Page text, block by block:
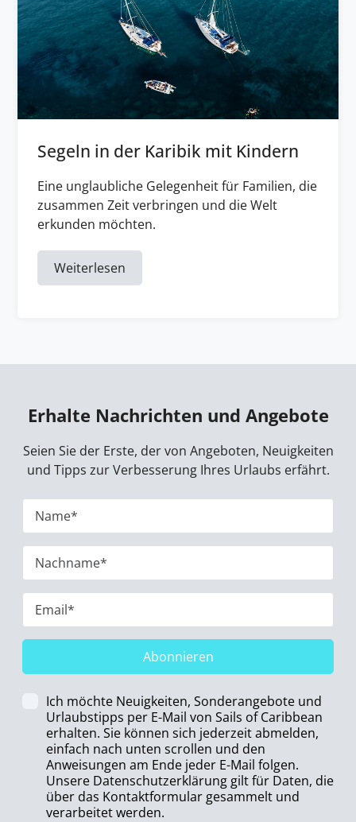
Segeln in der Karibik mit Kindern
Eine unglaubliche Gelegenheit für Familien, die
zusammen Zeit verbringen und die Welt
erkunden möchten.
Weiterlesen
Erhalte Nachrichten und Angebote
Seien Sie der Erste, der von Angeboten, Neuigkeiten
und Tipps zur Verbesserung Ihres Urlaubs erfährt.
Abonnieren
Ich möchte Neuigkeiten, Sonderangebote und
Urlaubstipps per E-Mail von Sails of Caribbean
erhalten. Sie können sich jederzeit abmelden,
einfach nach unten scrollen und den
Anweisungen am Ende jeder E-Mail folgen.
Unsere Datenschutzerklärung gilt für Daten, die
über das Kontaktformular gesammelt und
verarbeitet werden.